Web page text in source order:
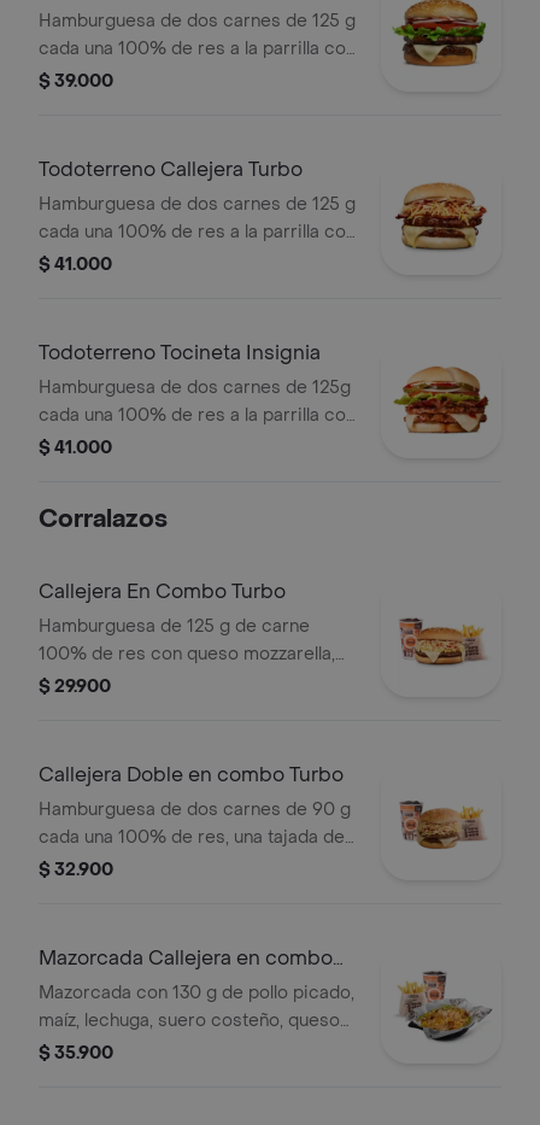
Hamburguesa de dos carnes de 125 g
cada una 100% de res a la parrilla con
salsa bbq, queso mozzarella, lechuga,
$ 39.000
Todoterreno Callejera Turbo
Hamburguesa de dos carnes de 125 g
cada una 100% de res a la parrilla con
salsa bbq, tocineta, queso mozzarella,
$ 41.000
Todoterreno Tocineta Insignia
Hamburguesa de dos carnes de 125g
cada una 100% de res a la parrilla con
salsa BBQ, tocineta, queso
tomate y mostaza en pan papa
$ 41.000
Corralazos
Callejera En Combo Turbo
Hamburguesa de 125 g de carne
100% de res con queso mozzarella,
papas callejera y salsas en pan
$ 29.900
Callejera Doble en combo Turbo
Hamburguesa de dos carnes de 90 g
cada una 100% de res, una tajada de
queso tipo mozzarella, papas
papas Corral medianas + bebida PET
$ 32.900
Mazorcada Callejera en combo
Turbo
Mazorcada con 130 g de pollo picado,
maíz, lechuga, suero costeño, queso
costeño, salsa BBQ, salsa Corral,
$ 35.900